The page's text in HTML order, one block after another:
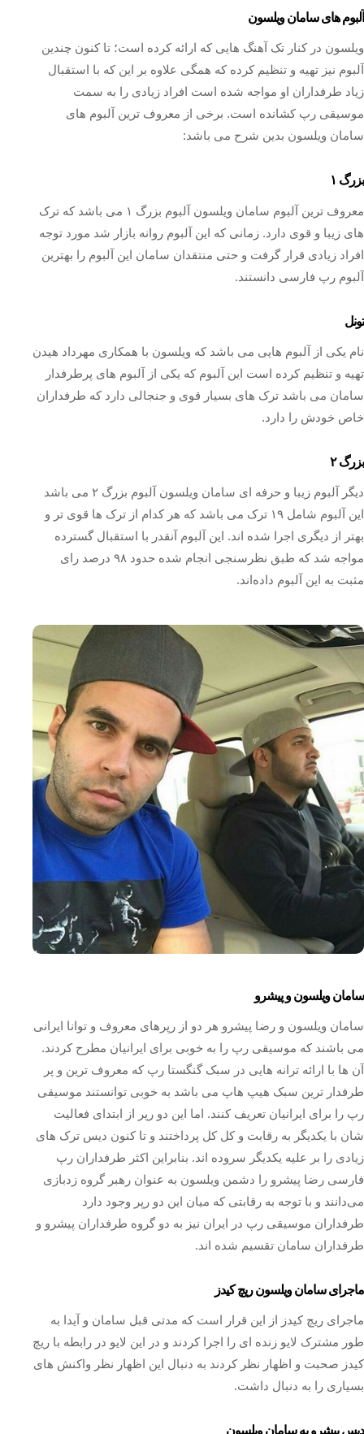
آلبوم های سامان ویلسون
ویلسون در کنار تک آهنگ هایی که ارائه کرده است؛ تا کنون چندین
آلبوم نیز تهیه و تنظیم کرده که همگی علاوه بر این که با استقبال
زیاد طرفداران او مواجه شده است افراد زیادی را به سمت
موسیقی رپ کشانده است. برخی از معروف ترین آلبوم های
سامان ویلسون بدین شرح می باشد:
بزرگ ۱
معروف ترین آلبوم سامان ویلسون آلبوم بزرگ ۱ می باشد که ترک
های زیبا و قوی دارد. زمانی که این آلبوم روانه بازار شد مورد توجه
افراد زیادی قرار گرفت و حتی منتقدان سامان این آلبوم را بهترین
آلبوم رپ فارسی دانستند.
تونل
نام یکی از آلبوم هایی می باشد که ویلسون با همکاری مهرداد هیدن
تهیه و تنظیم کرده است این آلبوم که یکی از آلبوم های پرطرفدار
سامان می باشد ترک های بسیار قوی و جنجالی دارد که طرفداران
خاص خودش را دارد.
بزرگ ۲
دیگر آلبوم زیبا و حرفه ای سامان ویلسون آلبوم بزرگ ۲ می باشد
این آلبوم شامل ۱۹ ترک می باشد که هر کدام از ترک ها قوی تر و
بهتر از دیگری اجرا شده‌ اند. این آلبوم آنقدر با استقبال گسترده
مواجه شد که طبق نظرسنجی انجام شده حدود ۹۸ درصد رای
مثبت به این آلبوم داده‌اند.
سامان ویلسون و پیشرو
سامان ویلسون و رضا پیشرو هر دو از رپرهای معروف و توانا ایرانی
می باشند که موسیقی رپ را به خوبی برای ایرانیان مطرح کردند.
آن ها با ارائه ترانه هایی در سبک گنگستا رپ که معروف ترین و پر
طرفدار ترین سبک هیپ هاپ می باشد به خوبی توانستند موسیقی
رپ را برای ایرانیان تعریف کنند. اما این دو رپر از ابتدای فعالیت
شان با یکدیگر به رقابت و کل کل پرداختند و تا کنون دیس ترک های
زیادی را بر علیه یکدیگر سروده اند. بنابراین اکثر طرفداران رپ
فارسی رضا پیشرو را دشمن ویلسون به عنوان رهبر گروه زدبازی
می‌دانند و با توجه به رقابتی که میان این دو رپر وجود دارد
طرفداران موسیقی رپ در ایران نیز به دو گروه طرفداران پیشرو و
طرفداران سامان تقسیم شده اند.
ماجرای سامان ویلسون ریچ کیدز
ماجرای ریچ کیدز از این قرار است که مدتی قبل سامان و آیدا به
طور مشترک لایو زنده ای را اجرا کردند و در این لایو در رابطه با ریچ
کیدز صحبت و اظهار نظر کردند به دنبال این اظهار نظر واکنش های
بسیاری را به دنبال داشت.
دیس پیشرو به سامان ویلسون